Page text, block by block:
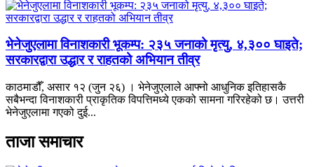
भेनेजुएलामा विनाशकारी भूकम्प: २३५ जनाको मृत्यु, ४,३०० घाइते;
सरकारद्वारा उद्धार र राहतको अभियान तीव्र
काठमाडौँ, असार १२ (जुन २६) । भेनेजुएलाले आफ्नो आधुनिक इतिहासकै
सबैभन्दा विनाशकारी प्राकृतिक विपत्तिमध्ये एकको सामना गरिरहेको छ। उत्तरी
भेनेजुएलामा गएको दुई...
ताजा समाचार